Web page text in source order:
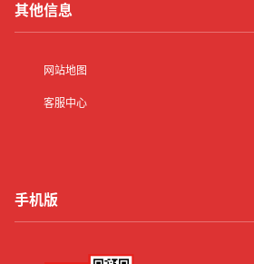
其他信息
网站地图
客服中心
手机版